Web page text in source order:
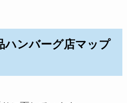
ハンバーグ店マップ